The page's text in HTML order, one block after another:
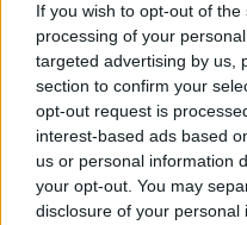
If you wish to opt-out of
processing of your
targeted advertising by us,
section to confirm your
opt-out request is
interest-based ads based
us or personal information
your opt-out. You may
disclosure of your